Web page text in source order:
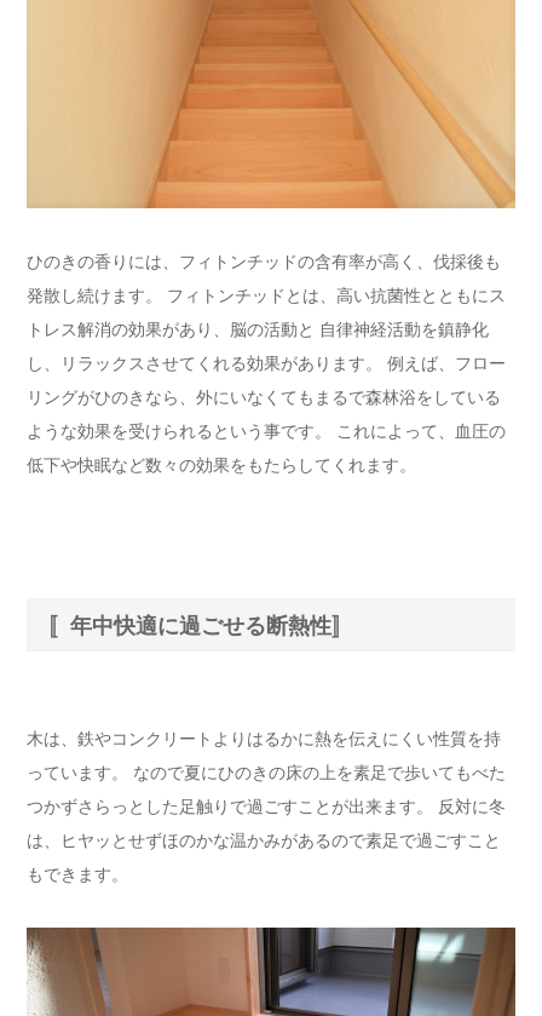
ひのきの香りには、フィトンチッドの含有率が高く、伐採後も
発散し続けます。 フィトンチッドとは、高い抗菌性とともにス
トレス解消の効果があり、脳の活動と 自律神経活動を鎮静化
し、リラックスさせてくれる効果があります。 例えば、フロー
リングがひのきなら、外にいなくてもまるで森林浴をしている
ような効果を受けられるという事です。 これによって、血圧の
低下や快眠など数々の効果をもたらしてくれます。
〚年中快適に過ごせる断熱性〛
木は、鉄やコンクリートよりはるかに熱を伝えにくい性質を持
っています。 なので夏にひのきの床の上を素足で歩いてもべた
つかずさらっとした足触りで過ごすことが出来ます。 反対に冬
は、ヒヤッとせずほのかな温かみがあるので素足で過ごすこと
もできます。